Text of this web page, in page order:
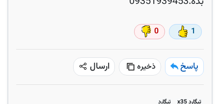
1
0
پاسخ ذخیره ارسال
تیگارد x35 تیگارد